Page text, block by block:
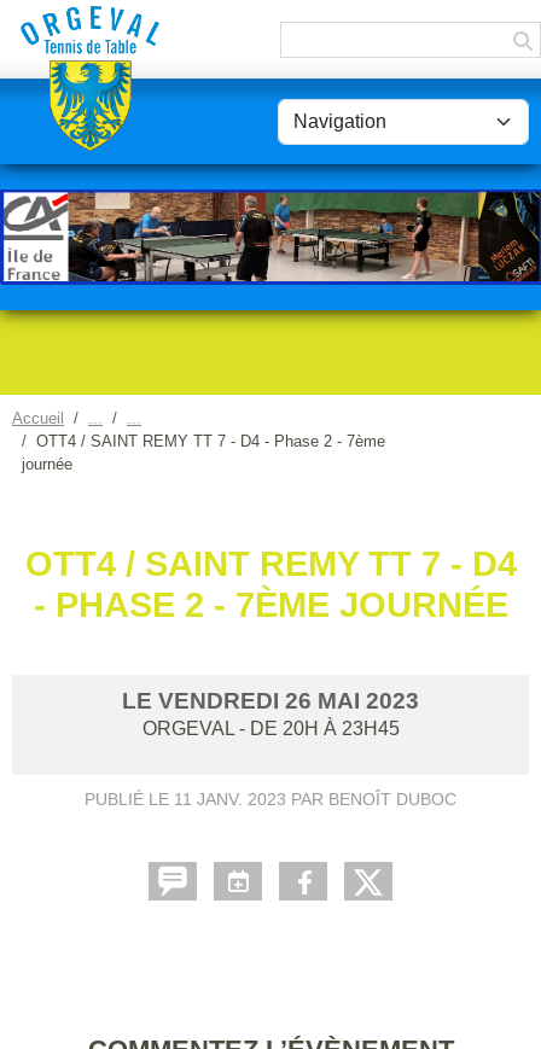
Accueil
OTT4 / SAINT REMY TT 7 - D4 - Phase 2 - 7ème
journée
OTT4 / SAINT REMY TT 7 - D4
- PHASE 2 - 7ÈME JOURNÉE
LE VENDREDI 26 MAI 2023
ORGEVAL - DE 20H À 23H45
PUBLIÉ LE 11 JANV. 2023 PAR BENOÎT DUBOC
Panneau de gestion des cookies